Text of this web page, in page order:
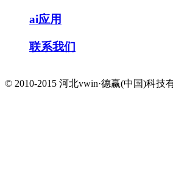
ai应用
联系我们
© 2010-2015 河北vwin·德赢(中国)科技